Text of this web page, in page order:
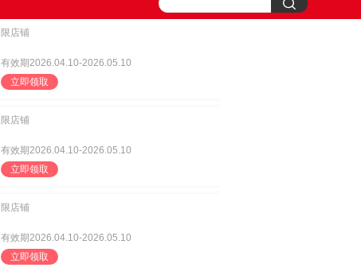
限店铺
有效期2026.04.10-2026.05.10
立即领取
限店铺
有效期2026.04.10-2026.05.10
立即领取
限店铺
有效期2026.04.10-2026.05.10
立即领取